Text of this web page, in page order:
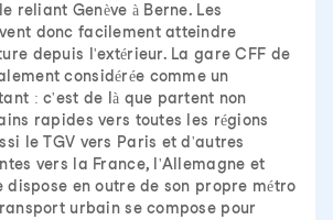
reliant Genève à Berne. Les
donc facilement atteindre
depuis l'extérieur. La gare CFF de
considérée comme un
: c'est de là que partent non
rapides vers toutes les régions
le TGV vers Paris et d'autres
vers la France, l'Allemagne et
dispose en outre de son propre métro
urbain se compose pour